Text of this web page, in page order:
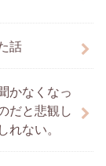
話
かなくなっ
だと悲観し
れない。